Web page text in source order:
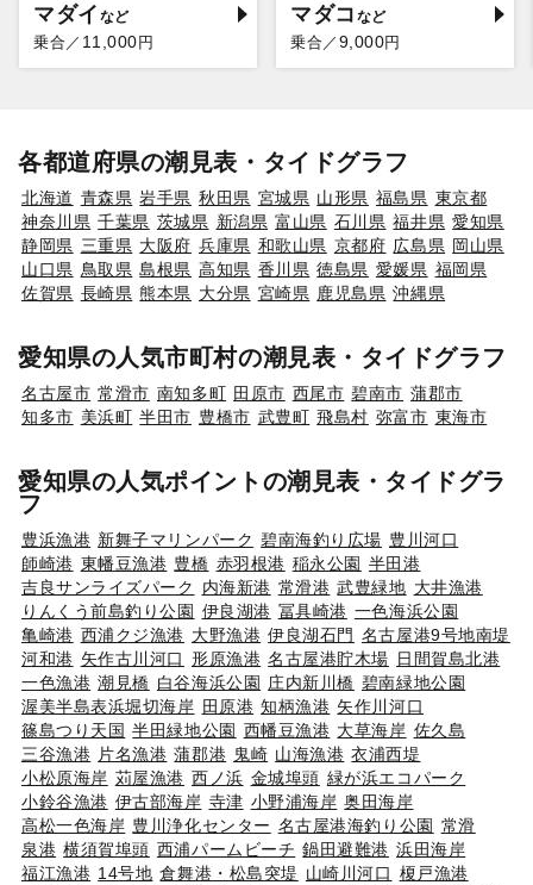
マダイ
乗合／ 11,000円
マダコ
乗合／ 9,000円
各都道府県の潮見表・タイドグラフ
北海道 青森県 岩手県 秋田県 宮城県 山形県 福島県 東京都
神奈川県 千葉県 茨城県 新潟県 富山県 石川県 福井県 愛知県
静岡県 三重県 大阪府 兵庫県 和歌山県 京都府 広島県 岡山県
山口県 鳥取県 島根県 高知県 香川県 徳島県 愛媛県 福岡県
佐賀県 長崎県 熊本県 大分県 宮崎県 鹿児島県 沖縄県
愛知県の人気市町村の潮見表・タイドグラフ
名古屋市 常滑市 南知多町 田原市 西尾市 碧南市 蒲郡市
知多市 美浜町 半田市 豊橋市 武豊町 飛島村 弥富市 東海市
愛知県の人気ポイントの潮見表・タイドグラ
フ
豊浜漁港 新舞子マリンパーク 碧南海釣り広場 豊川河口
師崎港 東幡豆漁港 豊橋 赤羽根港 稲永公園 半田港
吉良サンライズパーク
内海新港 常滑港 武豊緑地 大井漁港
りんくう前島釣り公園 伊良湖港 冨具崎港 一色海浜公園
亀崎港 西浦クジ漁港 大野漁港 伊良湖石門 名古屋港9号地南堤
河和港 矢作古川河口 形原漁港 名古屋港貯木場 日間賀島北港
一色漁港 潮見橋 白谷海浜公園 庄内新川橋 碧南緑地公園
渥美半島表浜堀切海岸 田原港 知柄漁港 矢作川河口
篠島つり天国 半田緑地公園 西幡豆漁港 大草海岸 佐久島
三谷漁港 片名漁港 蒲郡港 鬼崎 山海漁港 衣浦西堤
小松原海岸 苅屋漁港 西ノ浜 金城埠頭 緑が浜エコパーク
小鈴谷漁港 伊古部海岸 寺津 小野浦海岸 奥田海岸
高松一色海岸 豊川浄化センター 名古屋港海釣り公園 常滑
泉港 横須賀埠頭 西浦パームビーチ 鍋田避難港 浜田海岸
福江漁港 14号地 倉舞港・松島突堤 山崎川河口 榎戸漁港